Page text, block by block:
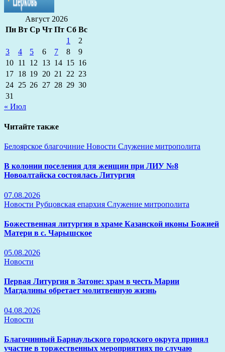
Август 2026
Пн Вт Ср Чт Пт Сб Вс
1
2
3
4 5 6 7 8
9
10 11 12 13 14 15 16
17 18 19 20 21 22 23
24 25 26 27 28 29 30
31
« Июл
Читайте также
Белоярское благочиние Новости Служение митрополита
В колонии поселения для женщин при ЛИУ №8
Новоалтайска состоялась Литургия
07.08.2026
Новости Рубцовская епархия Служение митрополита
Божественная литургия в храме Казанской иконы Божией
Матери в с. Чарышское
05.08.2026
Новости
Первая Литургия в Затоне: храм в честь Марии
Магдалины обретает молитвенную жизнь
04.08.2026
Новости
Благочинный Барнаульского городского округа принял
участие в торжественных мероприятиях по случаю